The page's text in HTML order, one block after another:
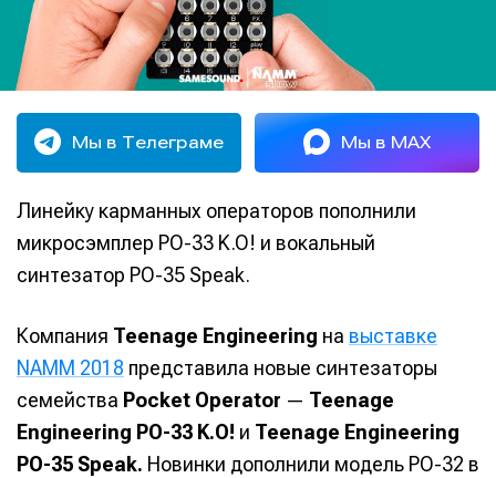
Мы в Телеграме Мы в MAX
Линейку карманных операторов пополнили
микросэмплер PO-33 K.O! и вокальный
синтезатор PO-35 Speak.
Компания Teenage Engineering на выставке
NAMM 2018 представила новые синтезаторы
семейства Pocket Operator — Teenage
Engineering PO-33 K.O! и Teenage Engineering
PO-35 Speak. Новинки дополнили модель PO-32 в